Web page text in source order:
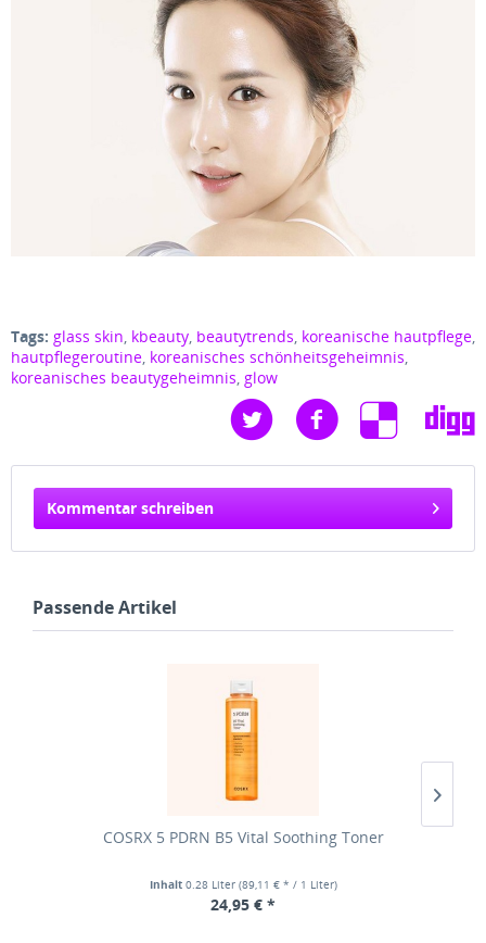
Tags: glass skin kbeauty beautytrends koreanische hautpflege
hautpflegeroutine koreanisches schönheitsgeheimnis
koreanisches beautygeheimnis glow
Kommentar schreiben
Passende Artikel
COSRX 5 PDRN B5 Vital Soothing Toner
Inhalt 0.28 Liter (89,11 € * / 1 Liter)
24,95 € *